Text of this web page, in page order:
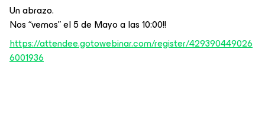
Un abrazo.
Nos “vemos” el 5 de Mayo a las 10:00!!
https://attendee.gotowebinar.com/register/429390449026
6001936